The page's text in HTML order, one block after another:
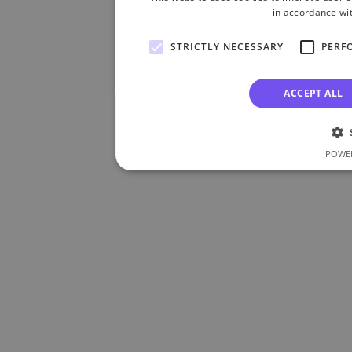
in accordance
STRICTLY NECESSARY
ACCEPT ALL